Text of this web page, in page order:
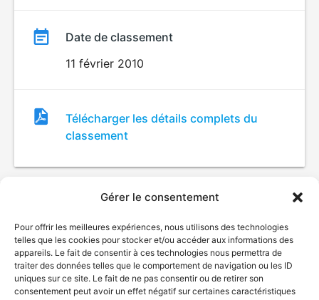
Gérer le consentement
Pour offrir les meilleures expériences, nous utilisons des technologies
telles que les cookies pour stocker et/ou accéder aux informations des
appareils. Le fait de consentir à ces technologies nous permettra de
traiter des données telles que le comportement de navigation ou les ID
uniques sur ce site. Le fait de ne pas consentir ou de retirer son
consentement peut avoir un effet négatif sur certaines caractéristiques
Date de classement
11 février 2010
Fichier
de
classement
Télécharger les détails complets du
classement
© Gouvernement du Québec, 2026